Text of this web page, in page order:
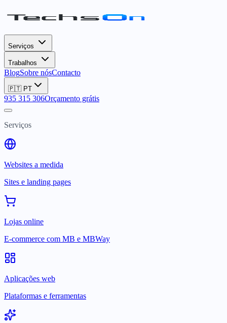
Serviços
Trabalhos
BlogSobre nósContacto
🇵🇹 PT
935 315 306Orçamento grátis
Serviços
Websites a medida
Sites e landing pages
Lojas online
E-commerce com MB e MBWay
Aplicações web
Plataformas e ferramentas